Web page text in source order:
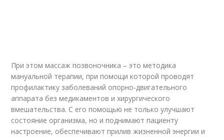
При этом массаж позвоночника – это методика
мануальной терапии, при помощи которой проводят
профилактику заболеваний опорно-двигательного
аппарата без медикаментов и хирургического
вмешательства. С его помощью не только улучшают
состояние организма, но и поднимают пациенту
настроение, обеспечивают прилив жизненной энергии и